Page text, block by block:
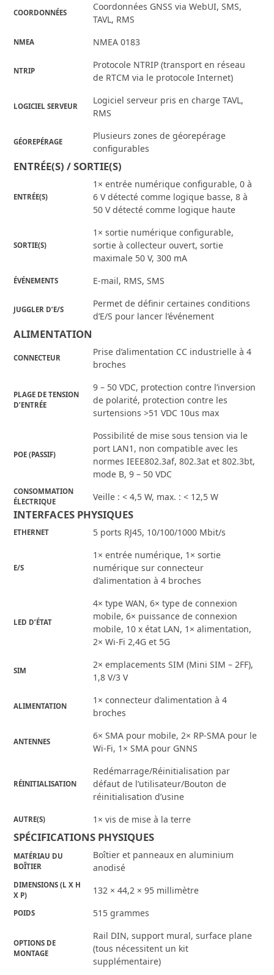
COORDONNÉES
Coordonnées GNSS via WebUI, SMS,
TAVL, RMS
NMEA NMEA 0183
NTRIP
Protocole NTRIP (transport en réseau
de RTCM via le protocole Internet)
LOGICIEL SERVEUR
Logiciel serveur pris en charge TAVL,
RMS
GÉOREPÉRAGE
Plusieurs zones de géorepérage
configurables
ENTRÉE(S) / SORTIE(S)
ENTRÉE(S)
1× entrée numérique configurable, 0 à
6 V détecté comme logique basse, 8 à
50 V détecté comme logique haute
SORTIE(S)
1× sortie numérique configurable,
sortie à collecteur ouvert, sortie
maximale 50 V, 300 mA
ÉVÉNEMENTS E-mail, RMS, SMS
JUGGLER D’E/S
Permet de définir certaines conditions
d’E/S pour lancer l’événement
ALIMENTATION
CONNECTEUR
Prise d’alimentation CC industrielle à 4
broches
PLAGE DE TENSION
D’ENTRÉE
9 – 50 VDC, protection contre l’inversion
de polarité, protection contre les
surtensions >51 VDC 10us max
POE (PASSIF)
Possibilité de mise sous tension via le
port LAN1, non compatible avec les
normes IEEE802.3af, 802.3at et 802.3bt,
mode B, 9 – 50 VDC
CONSOMMATION
ÉLECTRIQUE
Veille : < 4,5 W, max. : < 12,5 W
INTERFACES PHYSIQUES
ETHERNET 5 ports RJ45, 10/100/1000 Mbit/s
E/S
1× entrée numérique, 1× sortie
numérique sur connecteur
d’alimentation à 4 broches
LED D’ÉTAT
4× type WAN, 6× type de connexion
mobile, 6× puissance de connexion
mobile, 10 x état LAN, 1× alimentation,
2× Wi-Fi 2,4G et 5G
SIM
2× emplacements SIM (Mini SIM – 2FF),
1,8 V/3 V
ALIMENTATION
1× connecteur d’alimentation à 4
broches
ANTENNES
6× SMA pour mobile, 2× RP-SMA pour le
Wi-Fi, 1× SMA pour GNNS
RÉINITIALISATION
Redémarrage/Réinitialisation par
défaut de l’utilisateur/Bouton de
réinitialisation d’usine
AUTRE(S) 1× vis de mise à la terre
SPÉCIFICATIONS PHYSIQUES
MATÉRIAU DU
BOÎTIER
Boîtier et panneaux en aluminium
anodisé
DIMENSIONS (L X H
X P)
132 × 44,2 × 95 millimètre
POIDS 515 grammes
OPTIONS DE
MONTAGE
Rail DIN, support mural, surface plane
(tous nécessitent un kit
supplémentaire)